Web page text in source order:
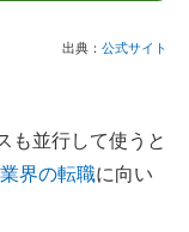
出典： 公式サイト
も並行して使うと
界の転職に向い